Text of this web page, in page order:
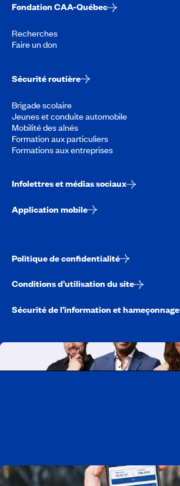
Fondation CAA-Québec
Recherches
Faire un don
Sécurité routière
Brigade scolaire
Jeunes et conduite automobile
Mobilité des aînés
Formation aux particuliers
Formations aux entreprises
Infolettres et médias sociaux
Application mobile
Politique de confidentialité
Conditions d’utilisation du site
Sécurité de l’information et hameçonnage